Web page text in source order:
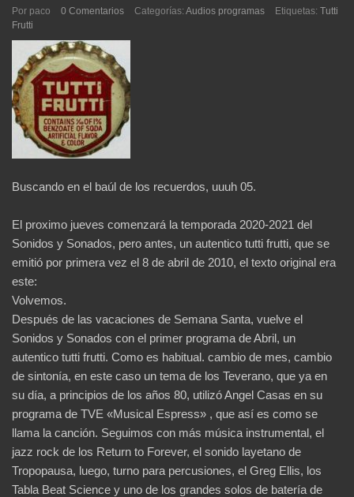
Por paco 0 Comentarios Categorías: Audios programas Etiquetas: Tutti
Frutti
Buscando en el baúl de los recuerdos, uuuh 05.
El proximo jueves comenzará la temporada 2020-2021 del
Sonidos y Sonados, pero antes, un autentico tutti frutti, que se
emitió por primera vez el 8 de abril de 2010, el texto original era
este:
Volvemos.
Después de las vacaciones de Semana Santa, vuelve el
Sonidos y Sonados con el primer programa de Abril, un
autentico tutti frutti. Como es habitual. cambio de mes, cambio
de sintonía, en este caso un tema de los Teverano, que ya en
su día, a principios de los años 80, utilizó Angel Casas en su
programa de TVE «Musical Espress» , que así es como se
llama la canción. Seguimos con más música instrumental, el
jazz rock de los Return to Forever, el sonido layetano de
Tropopausa, luego, turno para percusiones, el Greg Ellis, los
Tabla Beat Science y uno de los grandes solos de batería de